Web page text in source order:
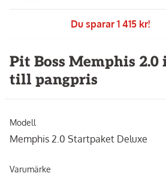
Du sparar 1 415 kr!
Pit Boss Memphis
till pangpris
Modell
Memphis 2.0 Startpaket Deluxe
Varumärke